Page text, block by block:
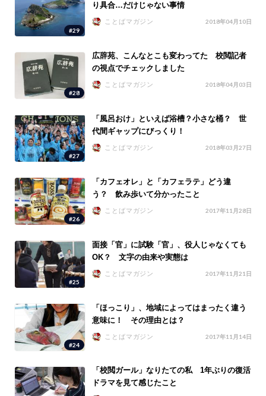
#29
り具合…だけじゃない事情
ことばマガジン 2018年04月10日
#28
広辞苑、こんなとこも変わってた 校閲記者
の視点でチェックしました
ことばマガジン 2018年04月03日
#27
「風呂おけ」といえば浴槽？小さな桶？ 世
代間ギャップにびっくり！
ことばマガジン 2018年03月27日
#26
「カフェオレ」と「カフェラテ」どう違
う？ 飲み歩いて分かったこと
ことばマガジン 2017年11月28日
#25
面接「官」に試験「官」、役人じゃなくても
OK？ 文字の由来や実態は
ことばマガジン 2017年11月21日
#24
「ほっこり」、地域によってはまったく違う
意味に！ その理由とは？
ことばマガジン 2017年11月14日
「校閲ガール」なりたての私 1年ぶりの復活
ドラマを見て感じたこと